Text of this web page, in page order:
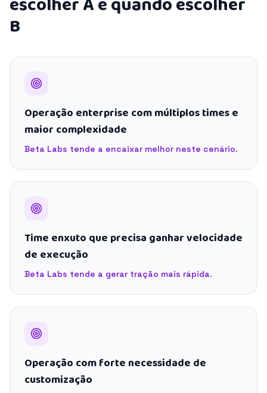
B
Operação enterprise com múltiplos times e
maior complexidade
Beta Labs tende a encaixar melhor neste cenário.
Time enxuto que precisa ganhar velocidade
de execução
Beta Labs tende a gerar tração mais rápida.
Operação com forte necessidade de
customização